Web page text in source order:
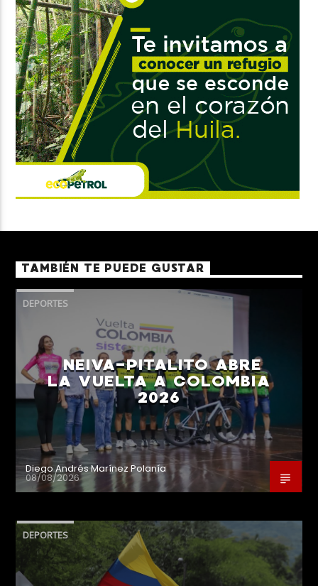
TAMBIÉN TE PUEDE GUSTAR
DEPORTES
NEIVA-PITALITO ABRE
LA VUELTA A COLOMBIA
2026
Diego Andrés Marínez Polanía
08/08/2026
DEPORTES